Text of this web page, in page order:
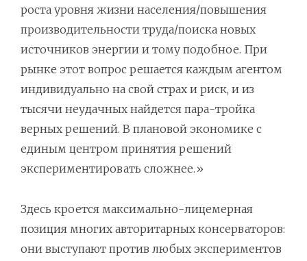
роста уровня жизни населения/повышения
производительности труда/поиска новых
источников энергии и тому подобное. При
рынке этот вопрос решается каждым агентом
индивидуально на свой страх и риск, и из
тысячи неудачных найдется пара-тройка
верных решений. В плановой экономике с
единым центром принятия решений
экспериментировать сложнее.»
Здесь кроется максимально-лицемерная
позиция многих авторитарных консерваторов:
они выступают против любых экспериментов